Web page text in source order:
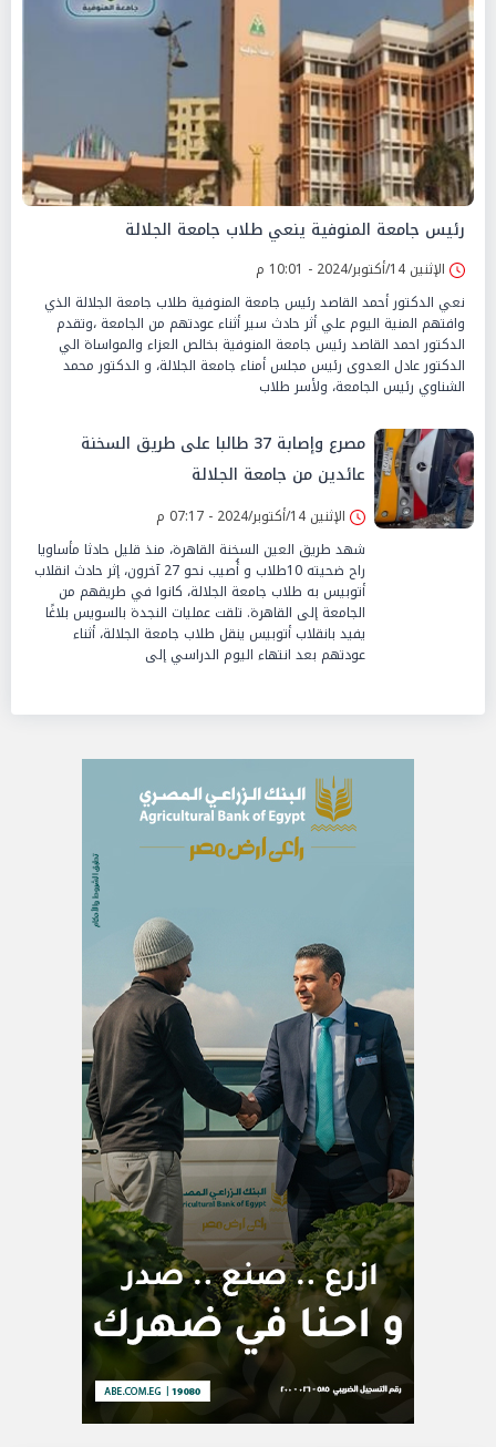
رئيس جامعة المنوفية ينعي طلاب جامعة الجلالة
الإثنين 14/أكتوبر/2024 - 10:01 م
نعي الدكتور أحمد القاصد رئيس جامعة المنوفية طلاب جامعة الجلالة الذي
وافتهم المنية اليوم علي أثر حادث سير أثناء عودتهم من الجامعة ،وتقدم
الدكتور احمد القاصد رئيس جامعة المنوفية بخالص العزاء والمواساة الي
الدكتور عادل العدوى رئيس مجلس أمناء جامعة الجلالة، و الدكتور محمد
الشناوي رئيس الجامعة، ولأسر طلاب
مصرع وإصابة 37 طالبا على طريق السخنة
عائدين من جامعة الجلالة
الإثنين 14/أكتوبر/2024 - 07:17 م
شهد طريق العين السخنة القاهرة، منذ قليل حادثا مأساويا
راح ضحيته 10طلاب و أُصيب نحو 27 آخرون، إثر حادث انقلاب
أتوبيس به طلاب جامعة الجلالة، كانوا في طريقهم من
الجامعة إلى القاهرة. تلقت عمليات النجدة بالسويس بلاغًا
يفيد بانقلاب أتوبيس ينقل طلاب جامعة الجلالة، أثناء
عودتهم بعد انتهاء اليوم الدراسي إلى